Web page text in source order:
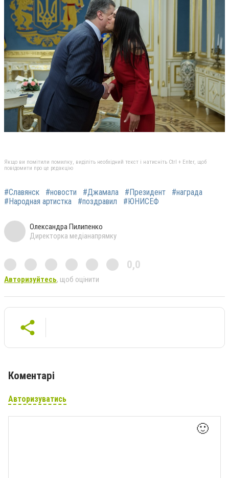
Якщо ви помітили помилку, виділіть необхідний текст і натисніть Ctrl + Enter, щоб
повідомити про це редакцію
#Славянск #новости #Джамала #Президент
#награда
#Народная артистка
#поздравил #ЮНИСЕФ
Олександра Пилипенко
Директорка медіанапрямку
0,0
Авторизуйтесь, щоб оцінити
Коментарі
Авторизуватись
🙂